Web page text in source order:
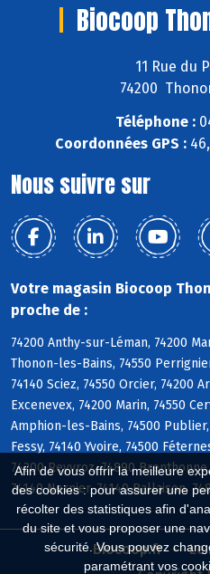
Afin de vous offrir la meilleure
des cookies : pour assurer une
récolter des statistiques afin
du site et vous proposer une
sécurité. Vous pouvez
paramétrant vos
Biocoop
11 Rue du
74200
Téléphone :
Coordonnées GPS :
Nous suivre sur
Votre magasin Biocoop
proche de :
74200 Anthy-sur-Léman, 74200
Thonon-les-Bains, 74550
74140 Sciez, 74550 Orcier, 74200
Excenevex, 74200 Marin, 74550
Amphion-les-Bains, 74500
Fessy, 74140 Yvoire, 74500
74200 Reyvroz, 74890
74140 Nernier, 74140 Ballaison,
Biocoop.fr
Le